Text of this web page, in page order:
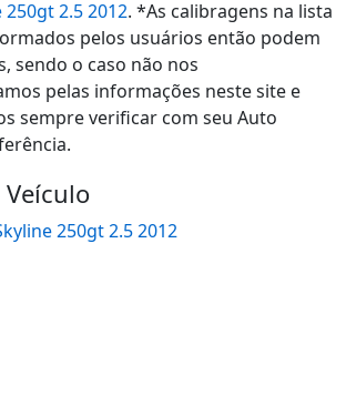
250gt 2.5 2012. *As calibragens na lista
pelos usuários então podem
sendo o caso não nos
pelas informações neste site e
sempre verificar com seu Auto
250gt 2.5 2012